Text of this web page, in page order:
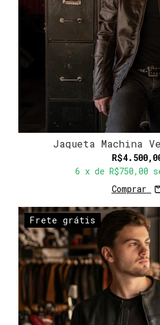
Jaqueta Machina
6 x de R$750,00
Comprar
Frete grátis